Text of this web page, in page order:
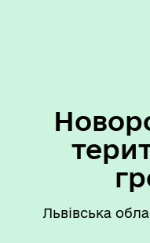
Львівська